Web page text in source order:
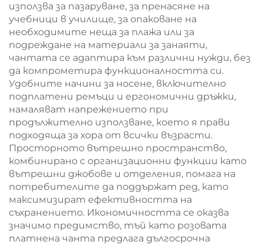
използва за пазаруване, за пренасяне на
учебници в училище, за опаковане на
необходимите неща за плажа или за
подреждане на материали за занаяти,
чантата се адаптира към различни нужди, без
да компрометира функционалността си.
Удобните начини за носене, включително
подплатени ремъци и ергономични дръжки,
намаляват напрежението при
продължително използване, което я прави
подходяща за хора от всички възрасти.
Просторното вътрешно пространство,
комбинирано с организационни функции като
вътрешни джобове и отделения, помага на
потребителите да поддържат ред, като
максимизират ефективността на
съхранението. Икономичността се оказва
значимо предимство, тъй като розовата
платнена чанта предлага дългосрочна